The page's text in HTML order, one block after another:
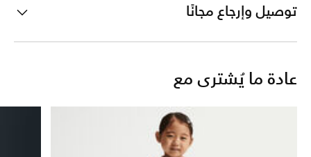
توصيل وإرجاع مجانًا
عادة ما يُشترى مع